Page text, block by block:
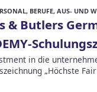
BERUFE, AUS- UND
& Butlers
in die
„Höchste